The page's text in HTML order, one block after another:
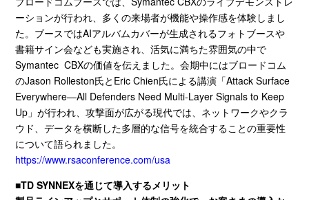
ーションが行われ、多くの来場者が機能や操作感を体験しまし
た。ブースではAIアルバムカバーが生成されるフォトブースや
書籍サイン会なども実施され、活気に満ちた雰囲気の中で
Symantec CBXの価値を伝えました。会期中にはブロードコム
のJason Rolleston氏と Eric Chien氏による講演「Attack Surface
Everywhere—All Defenders Need Multi‑Layer Signals to Keep
Up 」が行われ、攻撃面が広がる現代では、ネットワークやクラ
ウド、データを横断した多層的な信号を統合することの重要性
について語られました。
https://www.rsaconference.com/usa
■TD SYNNEXを通じて導入するメリット